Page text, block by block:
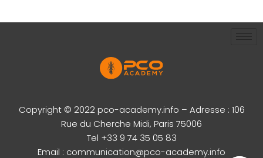
Copyright © 2022 pco-academy.info – Adresse : 106
Rue du Cherche Midi, Paris 75006
Tel +33 9 74 35 05 83
Email : communication@pco-academy.info